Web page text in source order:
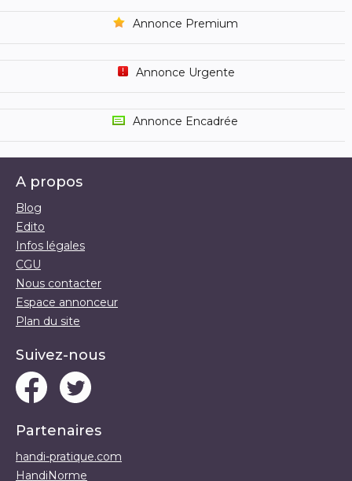
Annonce Premium
Annonce Urgente
Annonce Encadrée
A propos
Blog
Edito
Infos légales
CGU
Nous contacter
Espace annonceur
Plan du site
Suivez-nous
Partenaires
handi-pratique.com
HandiNorme